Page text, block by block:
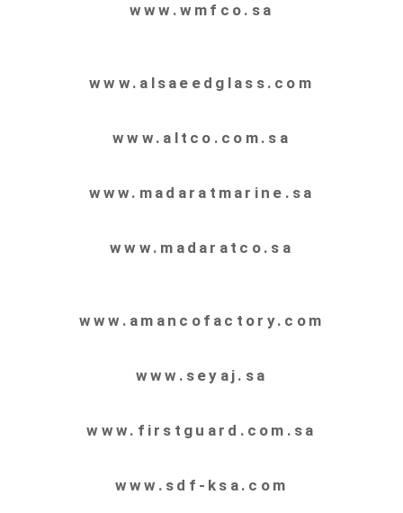
www.wmfco.sa
www.alsaeedglass.com
www.altco.com.sa
www.madaratmarine.sa
www.madaratco.sa
www.amancofactory.com
www.seyaj.sa
www.firstguard.com.sa
www.sdf-ksa.com